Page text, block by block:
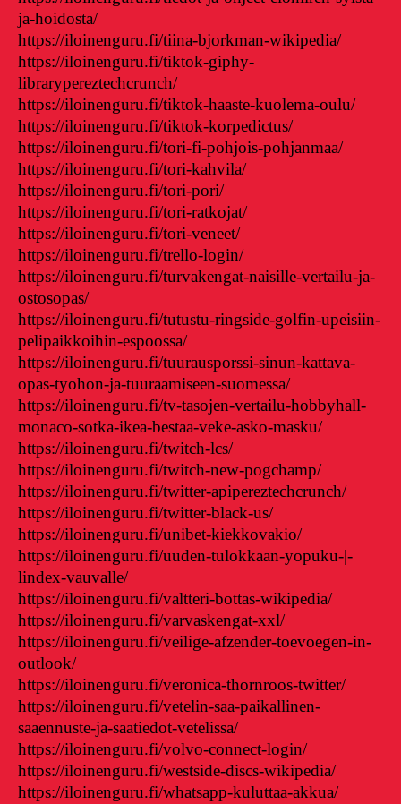
ja-hoidosta/
https://iloinenguru.fi/tiina-bjorkman-wikipedia/
https://iloinenguru.fi/tiktok-giphy-
librarypereztechcrunch/
https://iloinenguru.fi/tiktok-haaste-kuolema-oulu/
https://iloinenguru.fi/tiktok-korpedictus/
https://iloinenguru.fi/tori-fi-pohjois-pohjanmaa/
https://iloinenguru.fi/tori-kahvila/
https://iloinenguru.fi/tori-pori/
https://iloinenguru.fi/tori-ratkojat/
https://iloinenguru.fi/tori-veneet/
https://iloinenguru.fi/trello-login/
https://iloinenguru.fi/turvakengat-naisille-vertailu-ja-
ostosopas/
https://iloinenguru.fi/tutustu-ringside-golfin-upeisiin-
pelipaikkoihin-espoossa/
https://iloinenguru.fi/tuurausporssi-sinun-kattava-
opas-tyohon-ja-tuuraamiseen-suomessa/
https://iloinenguru.fi/tv-tasojen-vertailu-hobbyhall-
monaco-sotka-ikea-bestaa-veke-asko-masku/
https://iloinenguru.fi/twitch-lcs/
https://iloinenguru.fi/twitch-new-pogchamp/
https://iloinenguru.fi/twitter-apipereztechcrunch/
https://iloinenguru.fi/twitter-black-us/
https://iloinenguru.fi/unibet-kiekkovakio/
https://iloinenguru.fi/uuden-tulokkaan-yopuku-|-
lindex-vauvalle/
https://iloinenguru.fi/valtteri-bottas-wikipedia/
https://iloinenguru.fi/varvaskengat-xxl/
https://iloinenguru.fi/veilige-afzender-toevoegen-in-
outlook/
https://iloinenguru.fi/veronica-thornroos-twitter/
https://iloinenguru.fi/vetelin-saa-paikallinen-
saaennuste-ja-saatiedot-vetelissa/
https://iloinenguru.fi/volvo-connect-login/
https://iloinenguru.fi/westside-discs-wikipedia/
https://iloinenguru.fi/whatsapp-kuluttaa-akkua/